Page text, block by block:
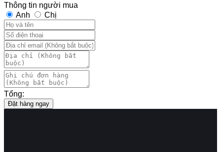
Thông tin người mua
Anh
Chị
Tổng:
Đặt hàng ngay